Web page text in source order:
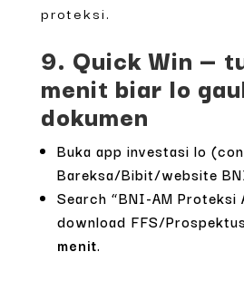
proteksi.
9. Quick Win —
menit biar lo
dokumen
Buka app investasi lo
Bareksa/Bibit/website
Search “BNI-AM Proteksi
download FFS/
menit.